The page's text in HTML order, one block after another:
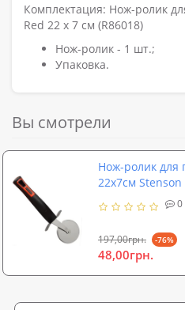
Комплектация: Нож-ролик
Red 22 x 7 см (R86018)
Нож-ролик - 1 шт.;
Упаковка.
Вы смотрели
Нож-ролик для
22x7см Stenson
0
197,00грн. -76%
48,00грн.